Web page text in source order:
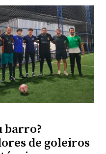
barro?
de goleiros